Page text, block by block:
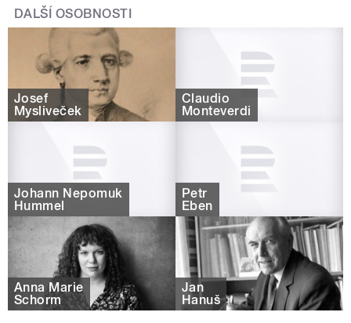
DALŠÍ OSOBNOSTI
Josef
Mysliveček
Claudio
Monteverdi
Johann Nepomuk
Hummel
Petr
Eben
Anna Marie
Schorm
Jan
Hanuš